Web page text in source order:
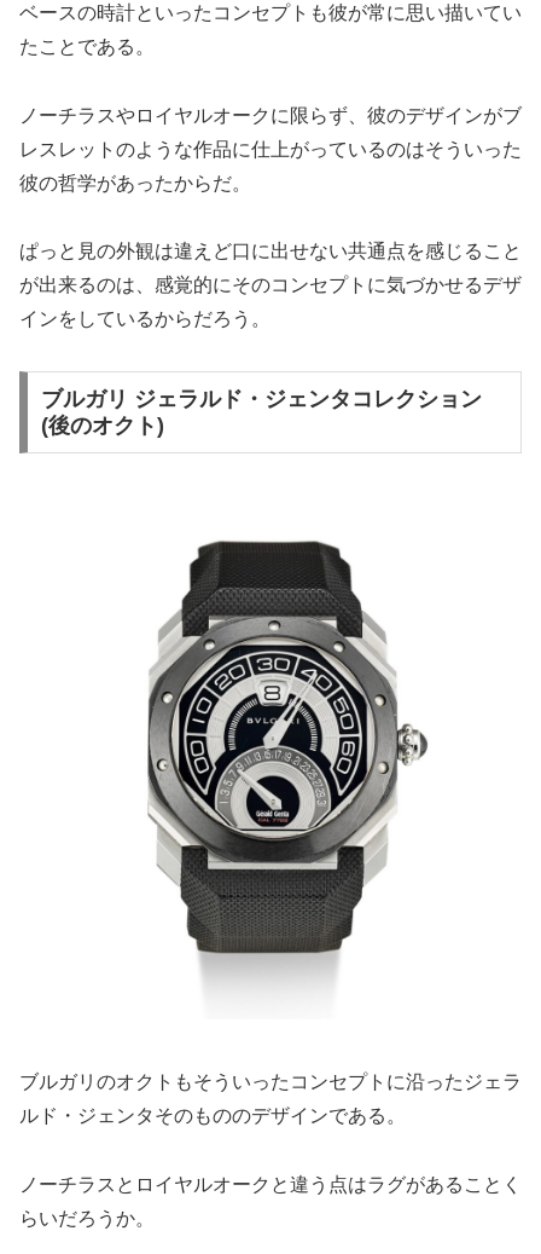
ベースの時計といったコンセプトも彼が常に思い描いてい
たことである。
ノーチラスやロイヤルオークに限らず、彼のデザインがブ
レスレットのような作品に仕上がっているのはそういった
彼の哲学があったからだ。
ぱっと見の外観は違えど口に出せない共通点を感じること
が出来るのは、感覚的にそのコンセプトに気づかせるデザ
インをしているからだろう。
ブルガリ ジェラルド・ジェンタコレクション
(後のオクト)
ブルガリのオクトもそういったコンセプトに沿ったジェラ
ルド・ジェンタそのもののデザインである。
ノーチラスとロイヤルオークと違う点はラグがあることく
らいだろうか。